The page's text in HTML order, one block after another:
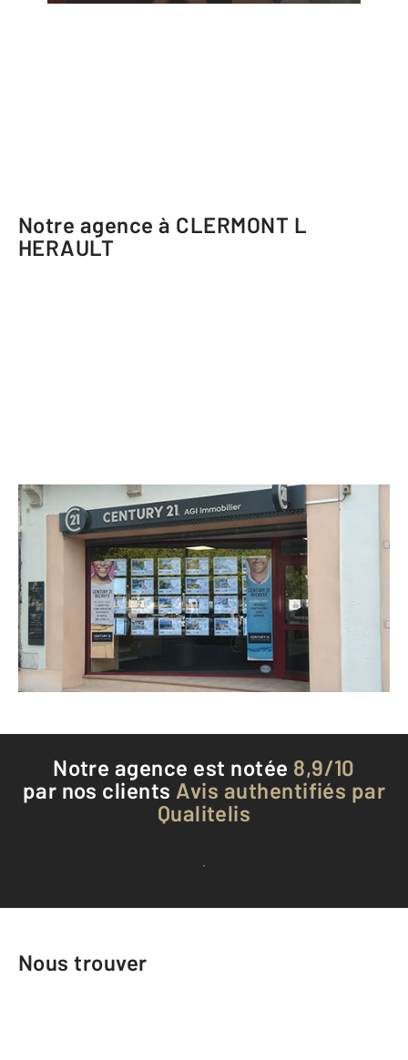
Notre agence à CLERMONT L
HERAULT
CENTURY 21 AGI Immobilier
7 boulevard Paul Bert
CLERMONT L HERAULT - 34800
Envoyer un message
Téléphoner à l'agence
Notre agence est notée 8,9/10
par nos clients Avis authentifiés par
Qualitelis
Voir tous les avis clients
Nous trouver